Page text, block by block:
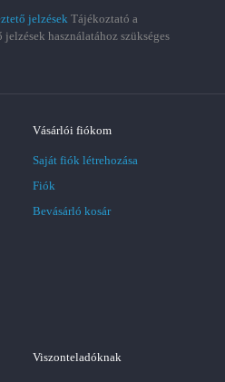
jelzések Tájékoztató a
használatához szükséges
Vásárlói fiókom
Saját fiók létrehozása
Fiók
Bevásárló kosár
Viszonteladóknak